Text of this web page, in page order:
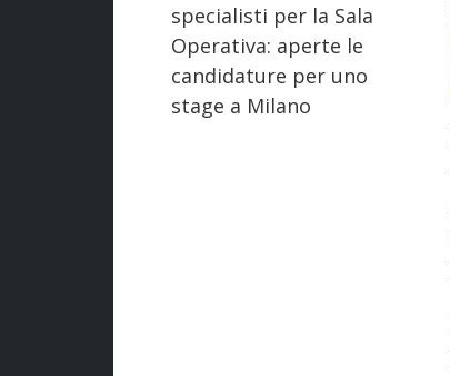
specialisti per la Sala
Operativa: aperte le
candidature per uno
stage a Milano